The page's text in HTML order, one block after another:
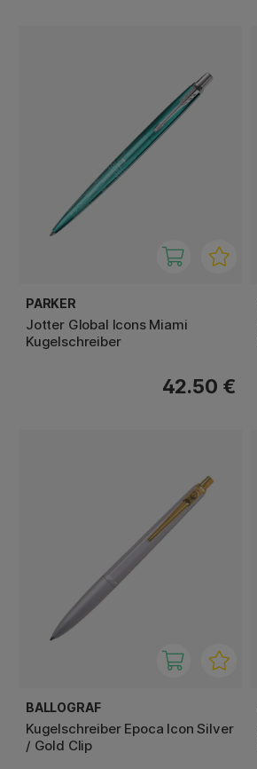
PARKER
Jotter Global Icons Miami
Kugelschreiber
42.50 €
BALLOGRAF
Kugelschreiber Epoca Icon Silver
/ Gold Clip